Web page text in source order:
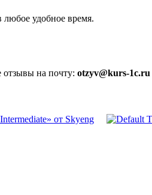
любое удобное время.
отзывы на почту: otzyv@kurs-1c.ru
от Skyeng